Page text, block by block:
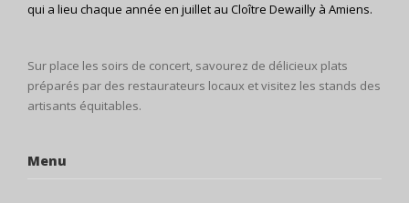
qui a lieu chaque année en juillet au Cloître Dewailly à Amiens.
Sur place les soirs de concert, savourez de délicieux plats
préparés par des restaurateurs locaux et visitez les stands des
artisants équitables.
Menu